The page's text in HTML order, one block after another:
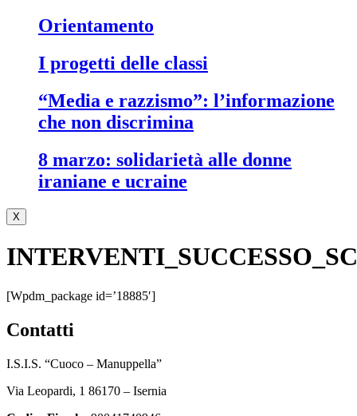
orientamento
i progetti delle classi
“media e razzismo”: l’informazione
che non discrimina
8 marzo: solidarietà alle donne
iraniane e ucraine
X
[wpdm_package id=’18885′]
contatti
I.S.I.S. “Cuoco – Manuppella”
Via Leopardi, 1 86170 – Isernia